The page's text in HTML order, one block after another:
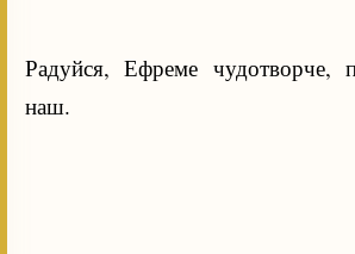
Радуйся, Ефреме чудотворче,
наш.